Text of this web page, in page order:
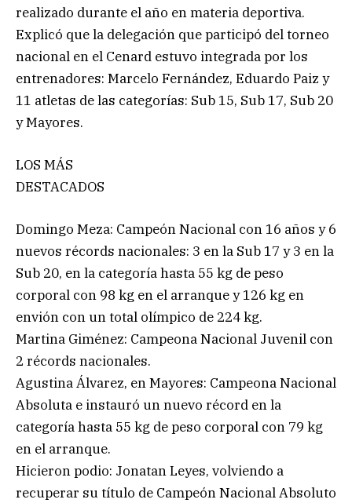
realizado durante el año en materia deportiva.
Explicó que la delegación que participó del torneo
nacional en el Cenard estuvo integrada por los
entrenadores: Marcelo Fernández, Eduardo Paiz y
11 atletas de las categorías: Sub 15, Sub 17, Sub 20
y Mayores.
LOS MÁS
DESTACADOS
Domingo Meza: Campeón Nacional con 16 años y 6
nuevos récords nacionales: 3 en la Sub 17 y 3 en la
Sub 20, en la categoría hasta 55 kg de peso
corporal con 98 kg en el arranque y 126 kg en
envión con un total olímpico de 224 kg.
Martina Giménez: Campeona Nacional Juvenil con
2 récords nacionales.
Agustina Álvarez, en Mayores: Campeona Nacional
Absoluta e instauró un nuevo récord en la
categoría hasta 55 kg de peso corporal con 79 kg
en el arranque.
Hicieron podio: Jonatan Leyes, volviendo a
recuperar su título de Campeón Nacional Absoluto